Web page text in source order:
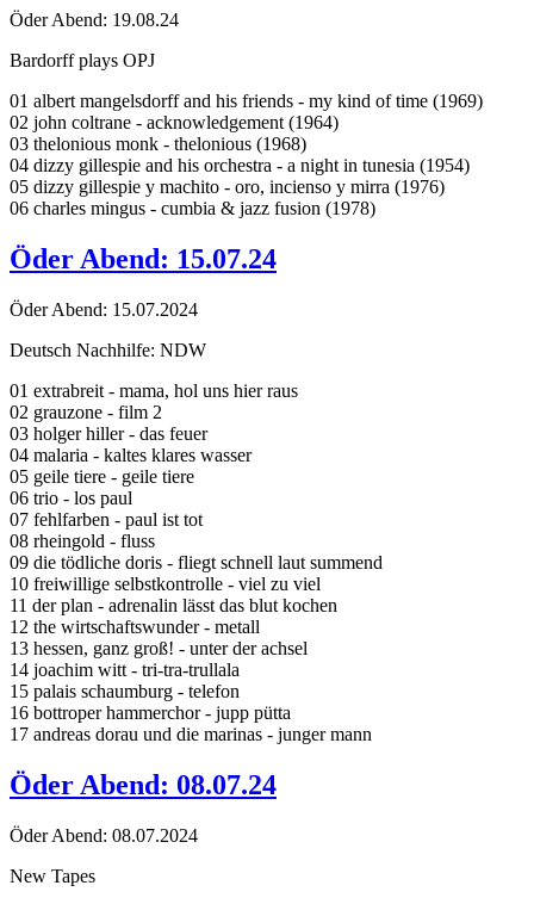
Öder Abend: 19.08.24
Bardorff plays OPJ
01 albert mangelsdorff and his friends - my kind of time (1969)
02 john coltrane - acknowledgement (1964)
03 thelonious monk - thelonious (1968)
04 dizzy gillespie and his orchestra - a night in tunesia (1954)
05 dizzy gillespie y machito - oro, incienso y mirra (1976)
06 charles mingus - cumbia & jazz fusion (1978)
Öder Abend: 15.07.24
Öder Abend: 15.07.2024
Deutsch Nachhilfe: NDW
01 extrabreit - mama, hol uns hier raus
02 grauzone - film 2
03 holger hiller - das feuer
04 malaria - kaltes klares wasser
05 geile tiere - geile tiere
06 trio - los paul
07 fehlfarben - paul ist tot
08 rheingold - fluss
09 die tödliche doris - fliegt schnell laut summend
10 freiwillige selbstkontrolle - viel zu viel
11 der plan - adrenalin lässt das blut kochen
12 the wirtschaftswunder - metall
13 hessen, ganz groß! - unter der achsel
14 joachim witt - tri-tra-trullala
15 palais schaumburg - telefon
16 bottroper hammerchor - jupp pütta
17 andreas dorau und die marinas - junger mann
Öder Abend: 08.07.24
Öder Abend: 08.07.2024
New Tapes